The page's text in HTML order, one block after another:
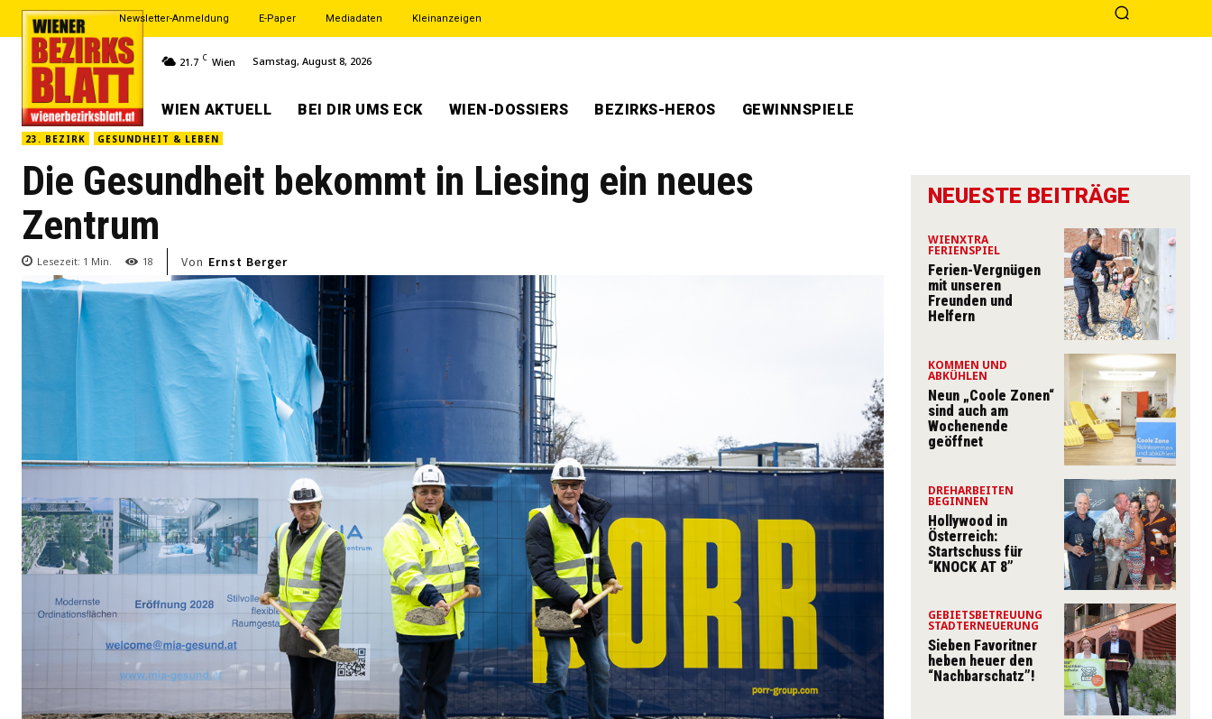
Newsletter-Anmeldung E-Paper Mediadaten Kleinanzeigen
21.7 C Wien Samstag, August 8, 2026
WIEN AKTUELL BEI DIR UMS ECK WIEN-DOSSIERS BEZIRKS-HEROS GEWINNSPIELE
23. BEZIRK GESUNDHEIT & LEBEN
Die Gesundheit bekommt in Liesing ein neues
Zentrum
Lesezeit: 1 Min. 18 Von Ernst Berger
NEUESTE BEITRÄGE
WIENXTRA
FERIENSPIEL
Ferien-Vergnügen
mit unseren
Freunden und
Helfern
KOMMEN UND
ABKÜHLEN
Neun „Coole Zonen“
sind auch am
Wochenende
geöffnet
DREHARBEITEN
BEGINNEN
Hollywood in
Österreich:
Startschuss für
“KNOCK AT 8”
GEBIETSBETREUUNG
STADTERNEUERUNG
Sieben Favoritner
heben heuer den
“Nachbarschatz”!